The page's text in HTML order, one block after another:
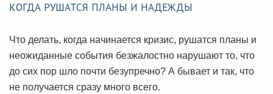
КОГДА РУШАТСЯ ПЛАНЫ И НАДЕЖДЫ
Что делать, когда начинается кризис, рушатся планы и
неожиданные события безжалостно нарушают то, что
до сих пор шло почти безупречно? А бывает и так, что
не получается сразу много всего.